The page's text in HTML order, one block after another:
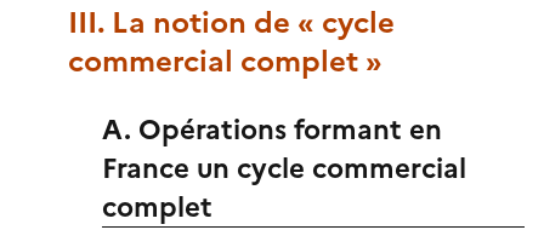
III. La notion de « cycle
commercial complet »
A. Opérations formant en
France un cycle commercial
complet